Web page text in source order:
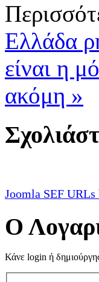
Ελλάδα
είναι η
ακόμη »
Joomla SEF
Ο
Κάνε login ή